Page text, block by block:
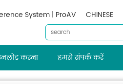
CHINESE
System | ProAV
करना हमसे संपर्क करें